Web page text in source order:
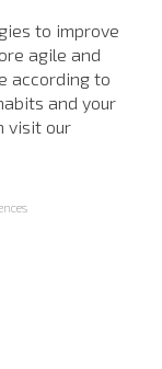
to improve
agile and
according to
and your
visit our